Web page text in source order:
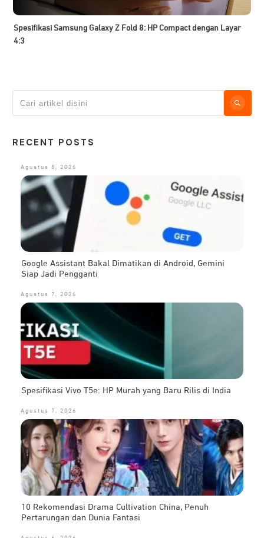
Spesifikasi Samsung Galaxy Z Fold 8: HP Compact dengan Layar
4:3
RECENT POSTS
Agustus 8, 2026
Google Assistant Bakal Dimatikan di Android, Gemini
Siap Jadi Pengganti
Agustus 7, 2026
Spesifikasi Vivo T5e: HP Murah yang Baru Rilis di India
Agustus 7, 2026
10 Rekomendasi Drama Cultivation China, Penuh
Pertarungan dan Dunia Fantasi